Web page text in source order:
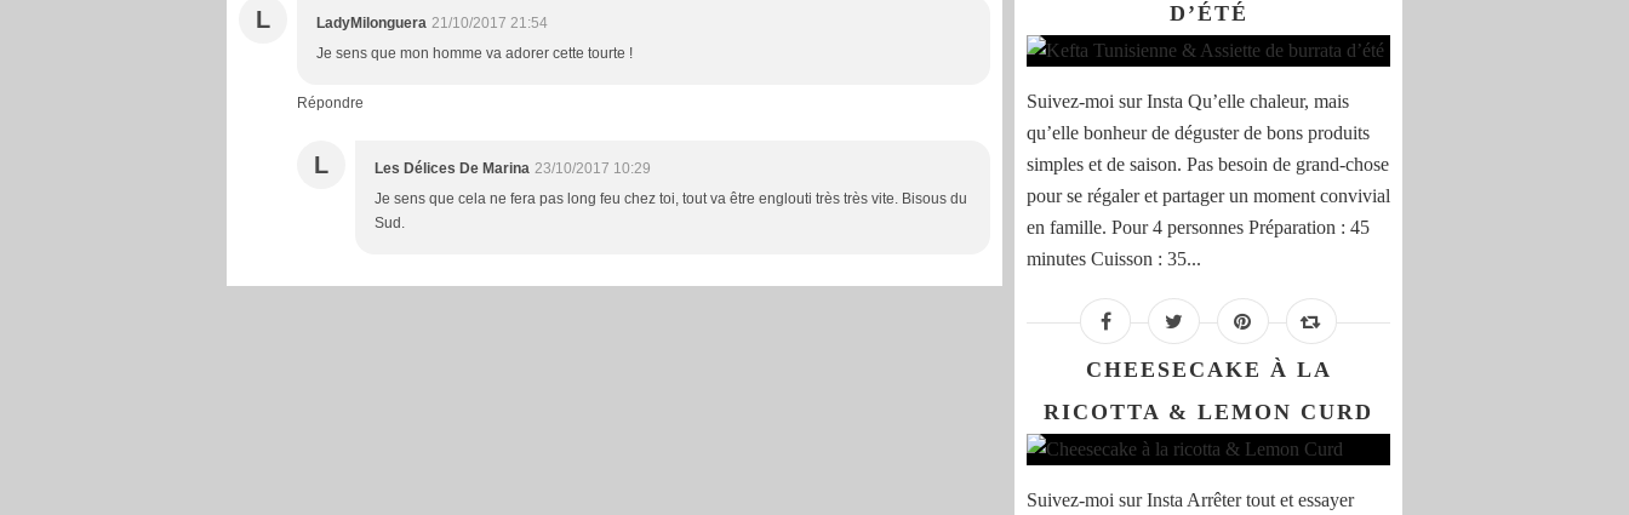
L LadyMilonguera 21/10/2017 21:54
Je sens que mon homme va adorer cette tourte !
Répondre
L Les Délices De Marina 23/10/2017 10:29
Je sens que cela ne fera pas long feu chez toi, tout va être englouti très très vite. Bisous du
Sud.
D’ÉTÉ
Suivez-moi sur Insta Qu’elle chaleur, mais
qu’elle bonheur de déguster de bons produits
simples et de saison. Pas besoin de grand-chose
pour se régaler et partager un moment convivial
en famille. Pour 4 personnes Préparation : 45
minutes Cuisson : 35...
CHEESECAKE À LA
RICOTTA & LEMON CURD
Suivez-moi sur Insta Arrêter tout et essayer